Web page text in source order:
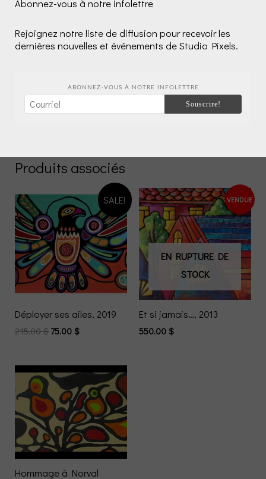
Avis (0)
26 “x 18″
Encre à l’alcool et acrylique
Produits associés
SALE!
Déployer ses ailes, 2019
215.00$ 75.00 $
VENDUE
EN RUPTURE DE
STOCK
Et si jamais…, 2013
550.00 $
Hommage à Norval
Abonnez-vous à notre infolettre
Rejoignez notre liste de diffusion pour recevoir les
dernières nouvelles et événements de Studio Pixels.
ABONNEZ-VOUS À NOTRE INFOLETTRE